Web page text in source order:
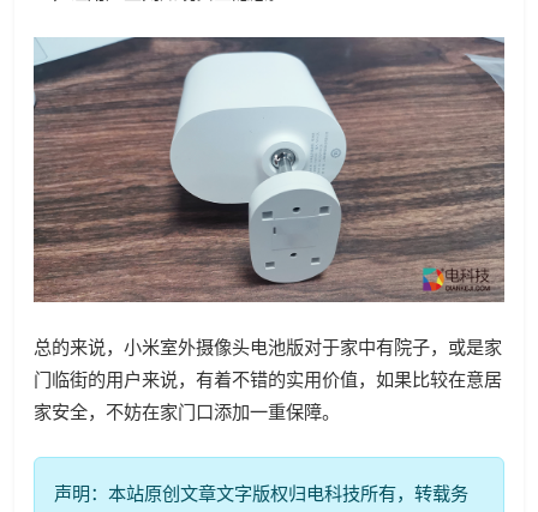
总的来说，小米室外摄像头电池版对于家中有院子，或是家
门临街的用户来说，有着不错的实用价值，如果比较在意居
家安全，不妨在家门口添加一重保障。
声明：本站原创文章文字版权归电科技所有，转载务